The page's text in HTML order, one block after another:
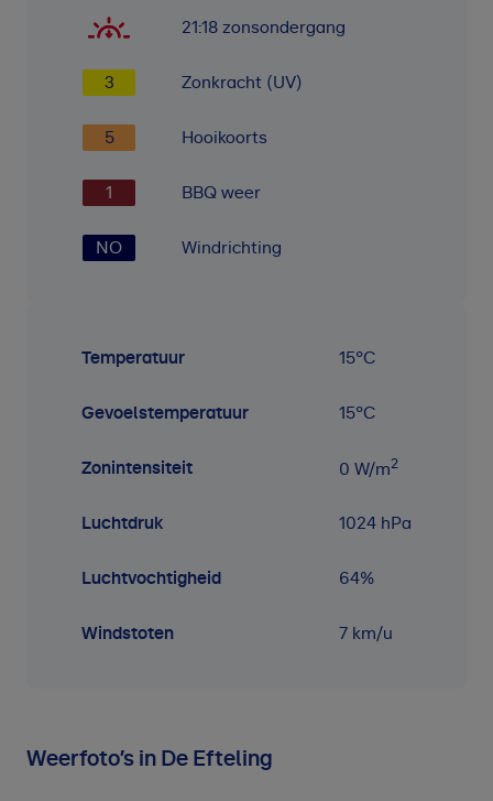
21:18 zonsondergang
3 Zonkracht (UV)
5 Hooikoorts
1 BBQ weer
NO Windrichting
Temperatuur 15°C
Gevoelstemperatuur 15°C
Zonintensiteit 0 W/m2
Luchtdruk 1024 hPa
Luchtvochtigheid 64%
Windstoten 7 km/u
Weerfoto’s in De Efteling